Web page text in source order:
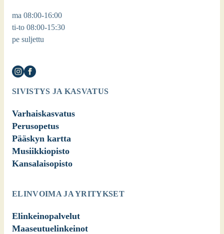
ma 08:00-16:00
ti-to 08:00-15:30
pe suljettu
SIVISTYS JA KASVATUS
Varhaiskasvatus
Perusopetus
Pääskyn kartta
Musiikkiopisto
Kansalaisopisto
ELINVOIMA JA YRITYKSET
Elinkeinopalvelut
Maaseutuelinkeinot